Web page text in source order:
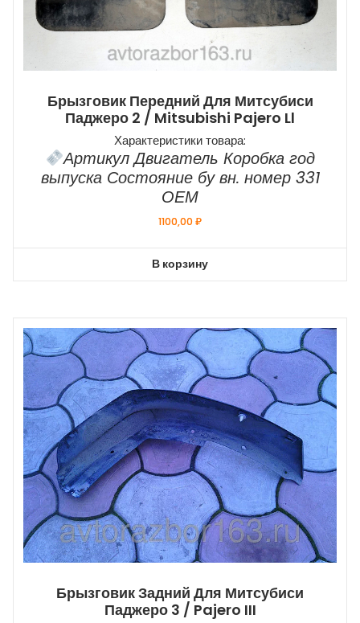
Брызговик Передний Для Митсубиси
Паджеро 2 / Mitsubishi Pajero Ll
Характеристики товара:
Артикул Двигатель Коробка год
выпуска Состояние бу вн. номер 331
ОЕМ
1100,00₽
В корзину
Брызговик Задний Для Митсубиси
Паджеро 3 / Pajero III